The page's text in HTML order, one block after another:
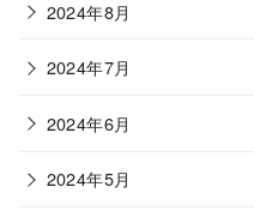
2024年8月
2024年7月
2024年6月
2024年5月